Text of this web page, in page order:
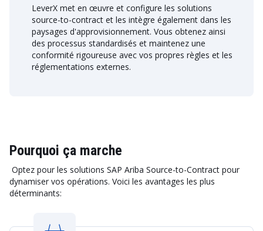
LeverX met en œuvre et configure les solutions
source-to-contract et les intègre également dans les
paysages d'approvisionnement. Vous obtenez ainsi
des processus standardisés et maintenez une
conformité rigoureuse avec vos propres règles et les
réglementations externes.
Pourquoi ça marche
Optez pour les solutions SAP Ariba Source-to-Contract pour
dynamiser vos opérations. Voici les avantages les plus
déterminants: